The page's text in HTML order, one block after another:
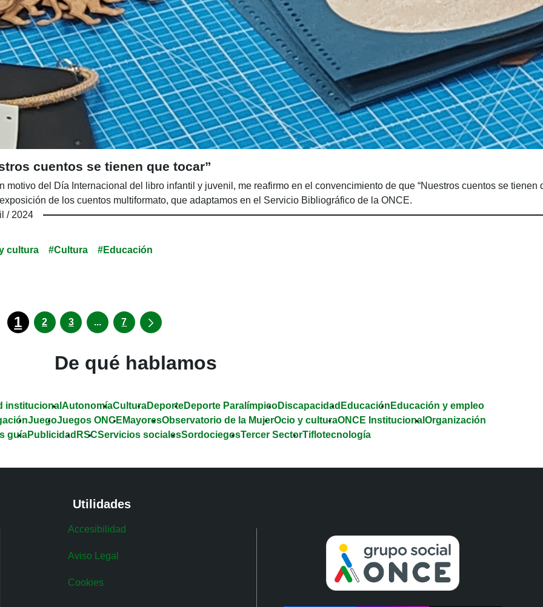
cuentos se tienen que tocar”
motivo del Día Internacional del libro infantil y juvenil, me reafirmo en el convencimiento de que “Nuestros cuentos se
de los cuentos multiformato, que adaptamos en el Servicio Bibliográfico de la ONCE.
/ 2024
cultura #Cultura #Educación
1 2 3 ... Páginas intermedias Use TAB para desplazarse.
7
De qué hablamos
institucional AutonomíaCulturaDeporteDeporte ParalímpicoDiscapacidad Educación Educación y empleo
JuegoJuegos ONCE MayoresObservatorio de la MujerOcio y culturaONCE Institucional Organización
guíaPublicidad RSCServicios socialesSordociegosTercer SectorTiflotecnología
Utilidades
Accesibilidad
Aviso Legal
Cookies